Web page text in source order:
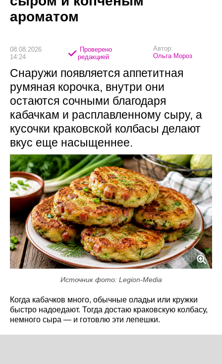
ароматом
08.08.2026
14:24
Проверено
редакцией
Автор:
Ольга Мороз
Снаружи появляется аппетитная
румяная корочка, внутри они
остаются сочными благодаря
кабачкам и расплавленному сыру, а
кусочки краковской колбасы делают
вкус еще насыщеннее.
Источник фото: Legion-Media
Когда кабачков много, обычные оладьи или кружки
быстро надоедают. Тогда достаю краковскую колбасу,
немного сыра — и готовлю эти лепешки.